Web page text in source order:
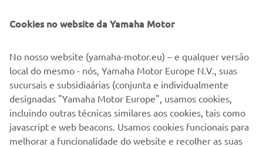
©Yamaha Motor Europe N.V. / Yamaha Motor Co., Ltd.
podem ser utilizadas para fins comerciais ou não
comerciais sem o consentimento prévio por escrito da
Yamaha Motor Europe N.V. e/ou da Yamaha Motor Co.,
Ltd.
Conduza sempre de forma segura e cumpra toda a
legislação rodoviária local.
Cookies no website da Yamaha Motor
No nosso website (yamaha-motor.eu) – e qualquer versão
local do mesmo - nós, Yamaha Motor Europe N.V., suas
sucursais e subsidiaárias (conjunta e individualmente
designadas "Yamaha Motor Europe", usamos cookies,
incluindo outras técnicas similares aos cookies, tais como
javascript e web beacons. Usamos cookies funcionais para
melhorar a funcionalidade do website e recolher as suas